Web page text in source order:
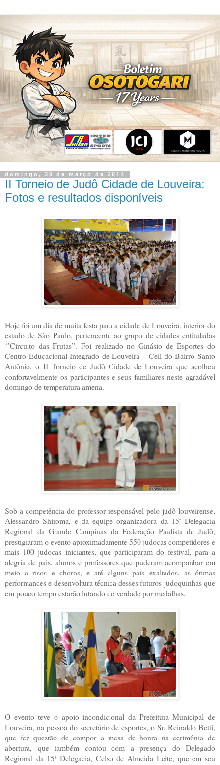
domingo, 30 de março de 2014
II Torneio de Judô Cidade de Louveira:
Fotos e resultados disponíveis
Hoje foi um dia de muita festa para a cidade de Louveira, interior do
estado de São Paulo, pertencente ao grupo de cidades entituladas
‘’Circuito das Frutas”. Foi realizado no Ginásio de Esportes do
Centro Educacional Integrado de Louveira – Ceil do Bairro Santo
Antônio, o II Torneio de Judô Cidade de Louveira que acolheu
confortavelmente os participantes e seus familiares neste agradável
domingo de temperatura amena.
Sob a competência do professor responsável pelo judô louveirense,
Alessandro Shiroma, e da equipe organizadora da 15ª Delegacia
Regional da Grande Campinas da Federação Paulista de Judô,
prestigiaram o evento aproximadamente 550 judocas competidores e
mais 100 judocas iniciantes, que participaram do festival, para a
alegria de pais, alunos e professores que puderam acompanhar em
meio a risos e choros, e até alguns pais exaltados, as ótimas
performances e desenvoltura técnica desses futuros judoquinhas que
em pouco tempo estarão lutando de verdade por medalhas.
O evento teve o apoio incondicional da Prefeitura Municipal de
Louveira, na pessoa do secretário de esportes, o Sr. Reinaldo Betti,
que fez questão de compor a mesa de honra na cerimônia de
abertura, que também contou com a presença do Delegado
Regional da 15ª Delegacia, Celso de Almeida Leite, que em seu